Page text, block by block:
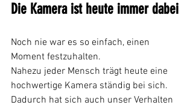
Die Kamera ist heute immer dabei
Noch nie war es so einfach, einen
Moment festzuhalten.
Nahezu jeder Mensch trägt heute eine
hochwertige Kamera ständig bei sich.
Dadurch hat sich auch unser Verhalten